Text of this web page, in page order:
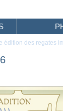
édition des regates